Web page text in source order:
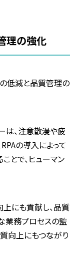
理の強化
低減と品質管理の
は、注意散漫や疲
RPAの導入によって
とで、ヒューマン
にも貢献し、品質
業務プロセスの監
向上にもつながり